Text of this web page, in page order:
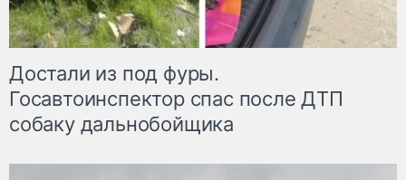
Достали из под фуры.
Госавтоинспектор спас после ДТП
собаку дальнобойщика